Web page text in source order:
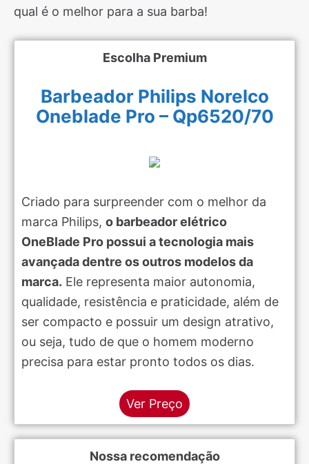
qual é o melhor para a sua barba!
Escolha Premium
Barbeador Philips Norelco
Oneblade Pro – Qp6520/70
Criado para surpreender com o melhor da
marca Philips, o barbeador elétrico
OneBlade Pro possui a tecnologia mais
avançada dentre os outros modelos da
marca. Ele representa maior autonomia,
qualidade, resistência e praticidade, além de
ser compacto e possuir um design atrativo,
ou seja, tudo de que o homem moderno
precisa para estar pronto todos os dias.
Ver Preço
Nossa recomendação